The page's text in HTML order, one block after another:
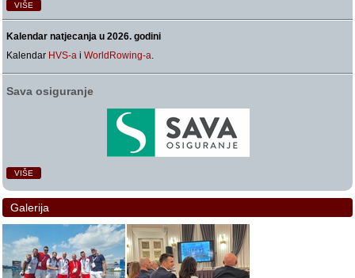
VIŠE
Kalendar natjecanja u 2026. godini
Kalendar HVS-a iWorldRowing-a.
Sava osiguranje
VIŠE
Galerija